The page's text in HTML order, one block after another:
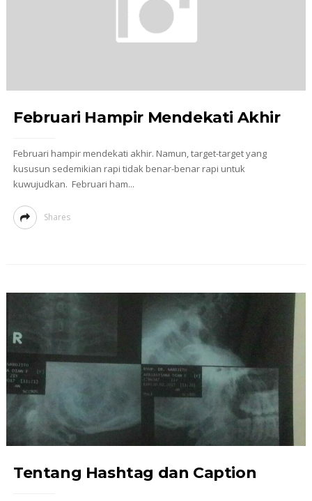
Februari Hampir Mendekati Akhir
Februari hampir mendekati akhir. Namun, target-target yang
kususun sedemikian rapi tidak benar-benar rapi untuk
kuwujudkan. Februari ham...
Shares
Tentang Hashtag dan Caption